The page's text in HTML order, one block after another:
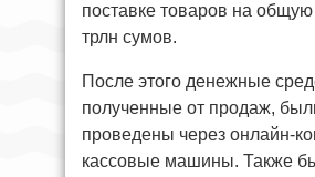
поставке товаров на
трлн сумов.
После этого денежные
полученные от продаж,
проведены через онлайн-
кассовые машины. Также